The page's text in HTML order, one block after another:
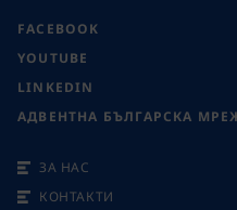
FACEBOOK
YOUTUBE
LINKEDIN
АДВЕНТНА БЪЛГАРСКА
ЗА НАС
КОНТАКТИ